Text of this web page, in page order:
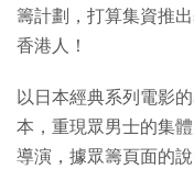
籌計劃，打算集資推
香港人！
以日本經典系列電影
本，重現眾男士的集
導演，據眾籌頁面的